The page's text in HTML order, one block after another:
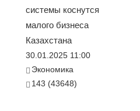
системы коснутся
малого бизнеса
Казахстана
30.01.2025 11:00
Экономика
143 (43648)